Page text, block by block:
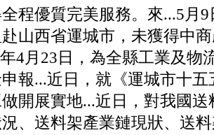
優質完美服務。來...5月9
山西省運城市，未獲得中
4月23日，為全縣工業及物
報...近日，就《運城市十
開展實地...近日，對我國
、送料架產業鏈現狀、送